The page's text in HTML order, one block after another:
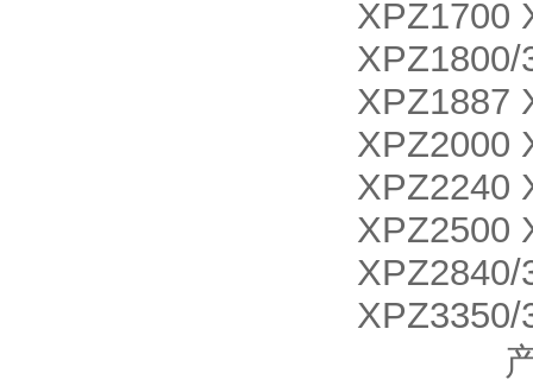
XPZ1700
XPZ1887
XPZ2000
XPZ2240
XPZ2500
XPZ2840/
XPZ3350/
产品名